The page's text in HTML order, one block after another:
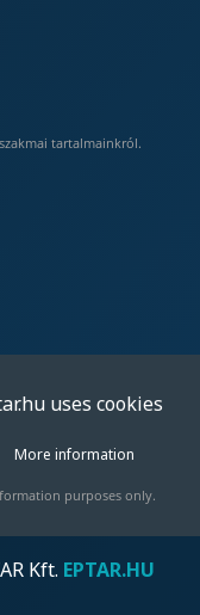
tartalmainkról.
purposes only.
Kft. EPTAR.HU
uses cookies
More information